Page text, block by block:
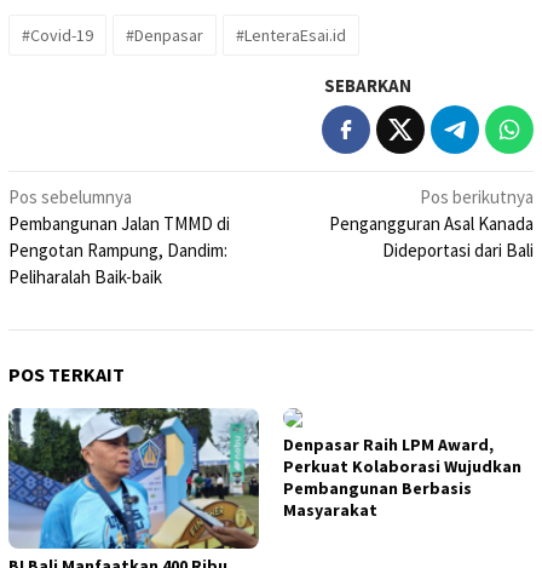
#Covid-19 #Denpasar #LenteraEsai.id
SEBARKAN
Navigasi
pos
Pos sebelumnya
Pembangunan Jalan TMMD di
Pengotan Rampung, Dandim:
Peliharalah Baik-baik
Pos berikutnya
Pengangguran Asal Kanada
Dideportasi dari Bali
POS TERKAIT
Denpasar Raih LPM Award,
Perkuat Kolaborasi Wujudkan
Pembangunan Berbasis
Masyarakat